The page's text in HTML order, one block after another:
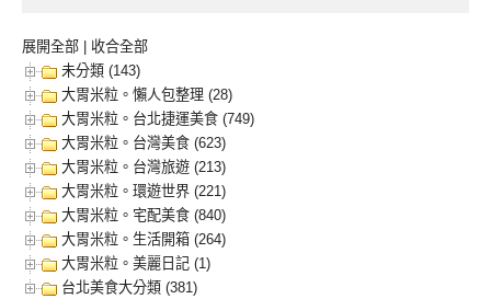
展開全部
收合全部
未分類 (143)
大胃米粒。懶人包整理 (28)
大胃米粒。台北捷運美食 (749)
大胃米粒。台灣美食 (623)
大胃米粒。台灣旅遊 (213)
大胃米粒。環遊世界 (221)
大胃米粒。宅配美食 (840)
大胃米粒。生活開箱 (264)
大胃米粒。美麗日記 (1)
台北美食大分類 (381)